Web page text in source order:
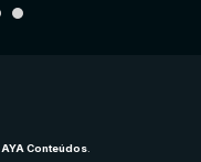
AYA Conteúdos